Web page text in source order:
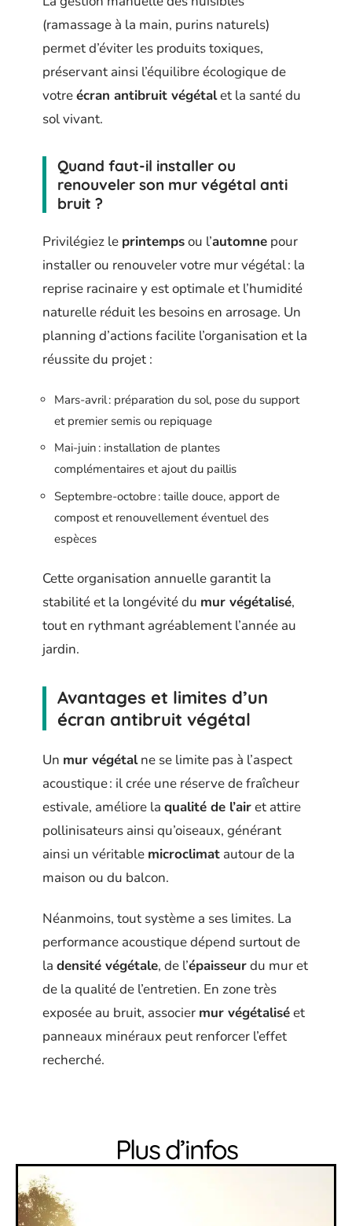
(ramassage à la main, purins naturels)
permet d’éviter les produits toxiques,
préservant ainsi l’équilibre écologique de
votreécran antibruit végétalet la santé du
sol vivant.
Quand faut-il installer ou
renouveler son mur végétal anti
bruit ?
Privilégiez le printempsou l’automne pour
installer ou renouveler votre mur végétal : la
reprise racinaire y est optimale et l’humidité
naturelle réduit les besoins en arrosage. Un
planning d’actions facilite l’organisation et la
réussite du projet :
Mars-avril : préparation du sol, pose du support
et premier semis ou repiquage
Mai-juin : installation de plantes
complémentaires et ajout du paillis
Septembre-octobre : taille douce, apport de
compost et renouvellement éventuel des
espèces
Cette organisation annuelle garantit la
stabilité et la longévité du mur végétalisé,
tout en rythmant agréablement l’année au
jardin.
Avantages et limites d’un
écran antibruit végétal
Un mur végétalne se limite pas à l’aspect
acoustique : il crée une réserve de fraîcheur
estivale, améliore la qualité de l’airet attire
pollinisateurs ainsi qu’oiseaux, générant
ainsi un véritable microclimat autour de la
maison ou du balcon.
Néanmoins, tout système a ses limites. La
performance acoustique dépend surtout de
la densité végétale, de l’épaisseurdu mur et
de la qualité de l’entretien. En zone très
exposée au bruit, associer mur végétaliséet
panneaux minéraux peut renforcer l’effet
recherché.
Plus d’infos